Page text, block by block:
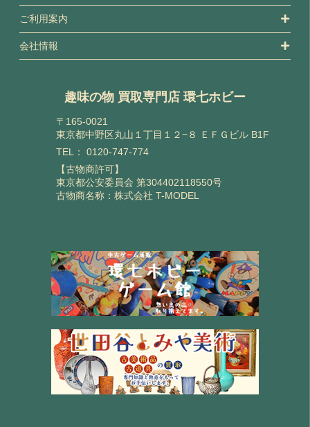
ご利用案内
会社情報
趣味の物 買取専門店 環七ホビー
〒165-0021
東京都中野区丸山１丁目１２−８ ＥＦＧビル B1F
TEL： 0120-747-774
【古物商許可】
東京都公安委員会 第304402118550号
古物商名称：株式会社 T-MODEL